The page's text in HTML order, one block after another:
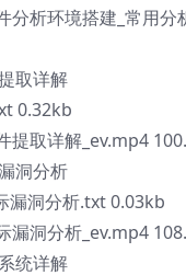
析环境搭建_常用分
取详解
0.32kb
取详解_ev.mp4
洞分析
洞分析.txt 0.03kb
洞分析_ev.mp4
统详解